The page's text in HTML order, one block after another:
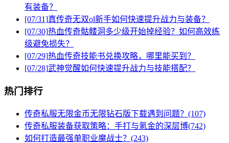
有装备？
[07/31]真传奇无双ol新手如何快速提升战力与装备？
[07/30]热血传奇骷髅洞多少级开始掉经验？如何高效练
级避免损失？
[07/29]热血传奇技能书兑换攻略，哪里能买到？
[07/28]武神觉醒如何快速提升战力与技能搭配？
热门排行
传奇私服无限金币无限钻石版下载遇到问题？(107)
传奇私服装备获取策略：手打与氪金的深层博(742)
如何打造最强单职业魔战士？(243)